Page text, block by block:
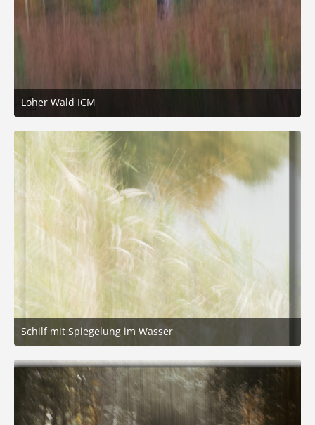
Loher Wald ICM
12. Oktober 2025 um 15:29
2
Schilf mit Spiegelung im Wasser
10. Oktober 2025 um 11:45
2